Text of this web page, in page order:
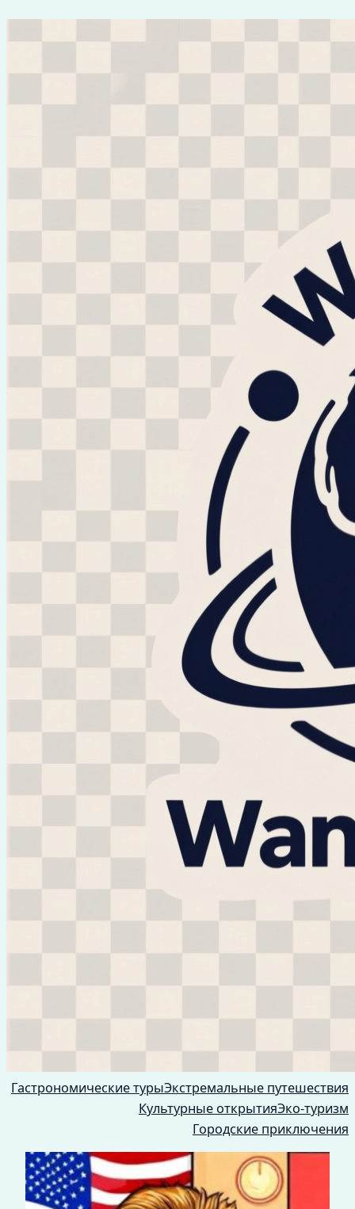
Перейти
Гастрономические турыЭкстремальные путешествия
Культурные открытияЭко-туризм
Городские приключения